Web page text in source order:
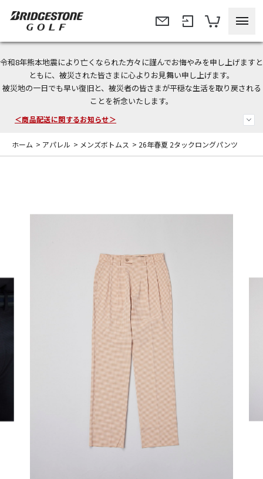
令和8年熊本地震により亡くなられた方々に謹んでお悔やみを申し上げますと
ともに、被災された皆さまに心よりお見舞い申し上げます。
被災地の一日でも早い復旧と、被災者の皆さまが平穏な生活を取り戻される
ことを祈念いたします。
＜夏季休暇中のご注文・発送・お問い合わせ＞
今なら新規会員登録で1,000円OFFクーポンプレゼント！
＜商品配送に関するお知らせ＞
ホーム > アパレル > メンズボトムス > 26年春夏 2タックロングパンツ